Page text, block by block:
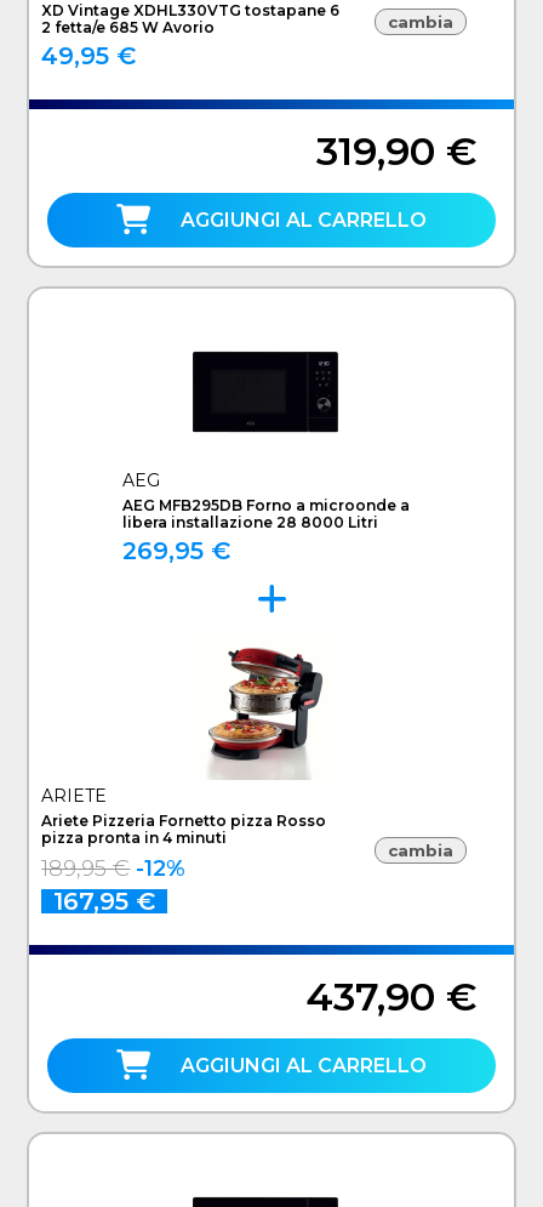
XD Vintage XDHL330VTG tostapane 6
2 fetta/e 685 W Avorio
49,95 €
cambia
319,90 €
AGGIUNGI AL CARRELLO
AEG
AEG MFB295DB Forno a microonde a
libera installazione 28 8000 Litri
269,95 €
ARIETE
Ariete Pizzeria Fornetto pizza Rosso
pizza pronta in 4 minuti
189,95 € -12%
167,95 €
cambia
437,90 €
AGGIUNGI AL CARRELLO